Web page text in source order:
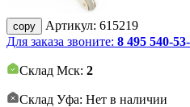
copy Артикул: 615219
Для заказа звоните: 8 495 540-
Склад Мск: 2
Склад Уфа: Нет в наличии